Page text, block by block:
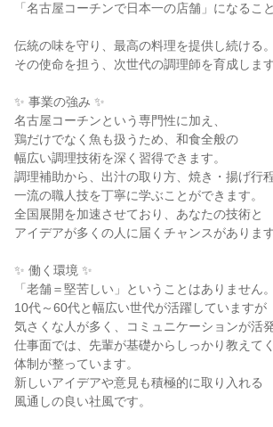
「名古屋コーチンで日本一の店舗」になること
伝統の味を守り、最高の料理を提供し続ける。
その使命を担う、次世代の調理師を育成します
✨ 事業の強み ✨
名古屋コーチンという専門性に加え、
鶏だけでなく魚も扱うため、和食全般の
幅広い調理技術を深く習得できます。
調理補助から、出汁の取り方、焼き・揚げ行
一流の職人技を丁寧に学ぶことができます。
全国展開を加速させており、あなたの技術と
アイデアが多くの人に届くチャンスがあります
✨ 働く環境 ✨
「老舗＝堅苦しい」ということはありません。
10代～60代と幅広い世代が活躍していますが
気さくな人が多く、コミュニケーションが活発
仕事面では、先輩が基礎からしっかり教えて
体制が整っています。
新しいアイデアや意見も積極的に取り入れる
風通しの良い社風です。